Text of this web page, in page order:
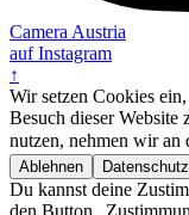
Camera Austria
auf Instagram
↑
Wir setzen Cookies
Besuch dieser Website
nutzen, nehmen wir an
Ablehnen
Du kannst deine
den Button